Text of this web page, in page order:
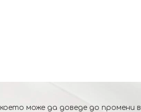
което може да доведе до промени в